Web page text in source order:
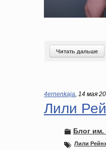
Читать дальше
4ernenkaja, 14 мая
Лили
Блог им.
Лили